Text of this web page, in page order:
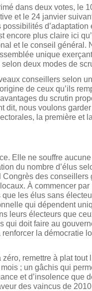
dans deux votes, le
et le 24 janvier
d’adaptation
encore plus claire ici
et le conseil général.
unique
deux modes de
conseillers selon
de ceux qu’ils
du scrutin
dit, nous voulons
la première et
Elle ne souffre
du nombre d’élus
des conseillers
À commencer
les élus sans
qui dépendent
leurs électeurs que
qui doit faire au
la démocratie
zéro, remettre à plat tout
; un gâchis qui
et d’insolence que
des vaincus de